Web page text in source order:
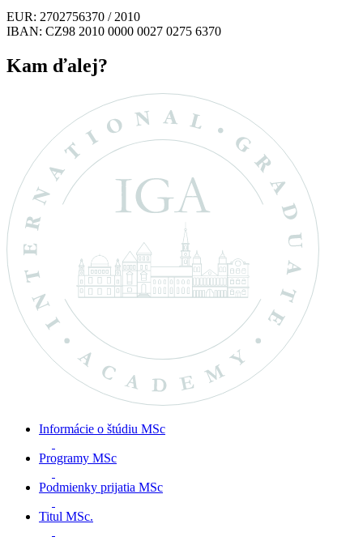
EUR: 2702756370 / 2010
IBAN: CZ98 2010 0000 0027 0275 6370
Kam ďalej?
Informácie o štúdiu MSc
Programy MSc
Podmienky prijatia MSc
Titul MSc.